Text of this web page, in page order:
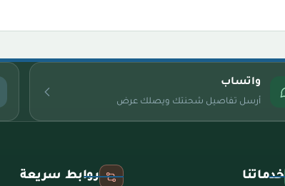
واتساب
أرسل تفاصيل شحنتك ويصلك عرض
خدماتنا روابط سريعة